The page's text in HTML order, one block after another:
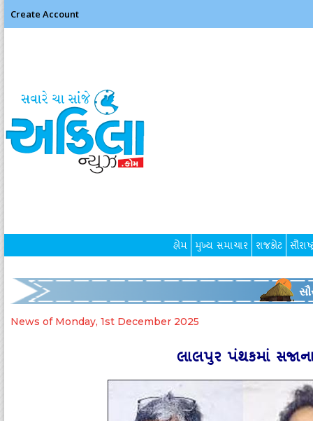
Create Account
હોમ મુખ્ય સમાચાર રાજકોટ
News of Monday, 1st December 2025
લાલપુર પંથકમાં